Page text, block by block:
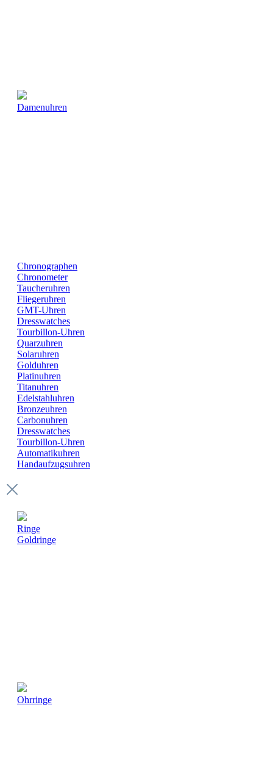
Damenuhren
Chronographen
Chronometer
Taucheruhren
Fliegeruhren
GMT-Uhren
Dresswatches
Tourbillon-Uhren
Quarzuhren
Solaruhren
Golduhren
Platinuhren
Titanuhren
Edelstahluhren
Bronzeuhren
Carbonuhren
Dresswatches
Tourbillon-Uhren
Automatikuhren
Handaufzugsuhren
Ringe
Goldringe
Ohrringe